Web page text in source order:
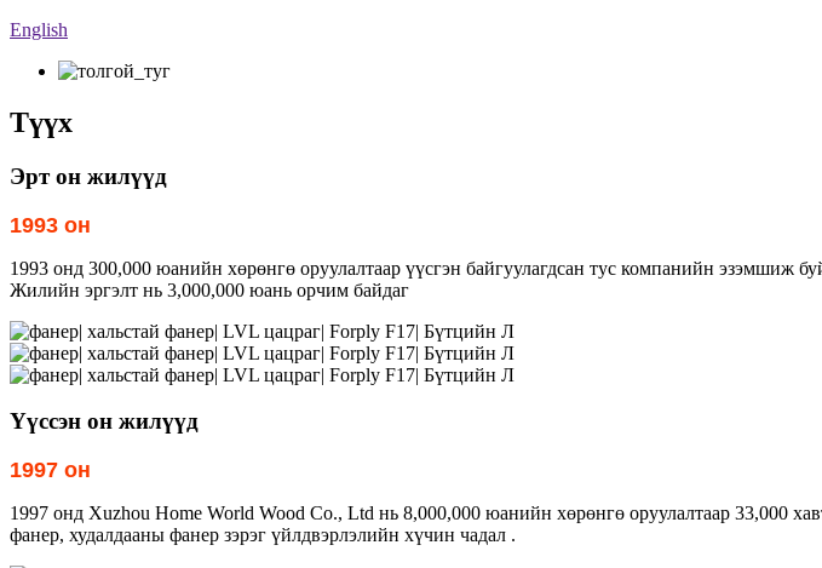
English
Түүх
Эрт он жилүүд
1993 он
1993 онд 300,000 юанийн хөрөнгө оруулалтаар үүсгэн байгуулагдсан тус компанийн эзэмшиж
Жилийн эргэлт нь 3,000,000 юань орчим байдаг
Үүссэн он жилүүд
1997 он
1997 онд Xuzhou Home World Wood Co., Ltd нь 8,000,000 юанийн хөрөнгө оруулалтаар 33,000
фанер, худалдааны фанер зэрэг үйлдвэрлэлийн хүчин чадал .